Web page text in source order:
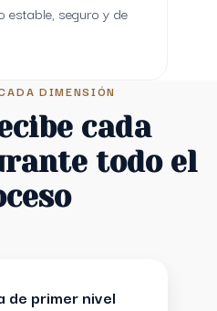
estable, seguro y de
DIMENSIÓN
cada
todo el
de primer nivel